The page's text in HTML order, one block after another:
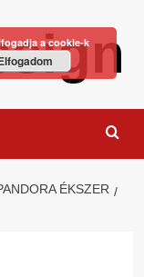
ÉKSZER
a cookie-k